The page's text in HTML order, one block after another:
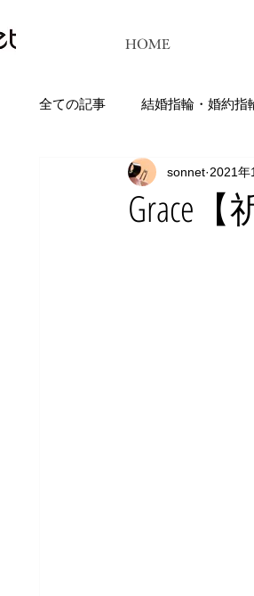
HOME
全ての記事 結婚指輪・婚約指
ジュエリーソネット熊本：
Grace
sonnet 2021年